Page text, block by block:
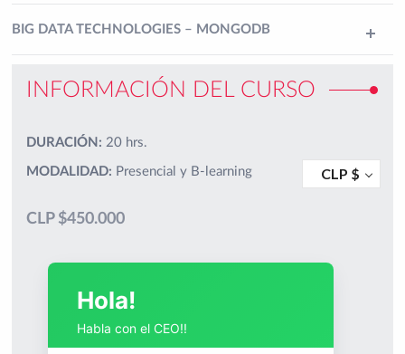
BIG DATA TECHNOLOGIES – MONGODB
INFORMACIÓN DEL CURSO
DURACIÓN: 20 hrs.
MODALIDAD: Presencial y B-learning CLP $
CLP $450.000
Hola!
Habla con el CEO!!